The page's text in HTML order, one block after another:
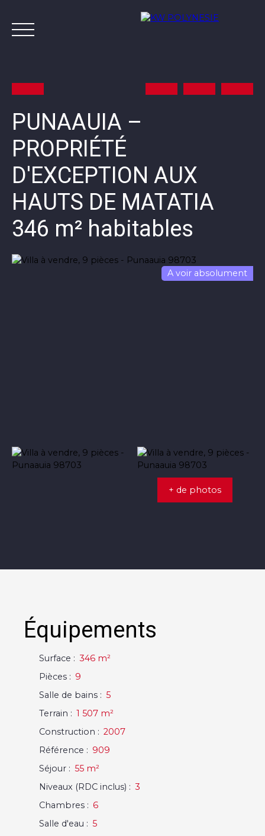
Annonces Vendre avec KW
Contact
PUNAAUIA –
PROPRIÉTÉ
D'EXCEPTION AUX
HAUTS DE MATATIA
346 m² habitables
A voir absolument
+ de photos
Équipements
Surface : 346 m²
Pièces : 9
Salle de bains : 5
Terrain : 1 507 m²
Construction : 2007
Référence : 909
Séjour : 55 m²
Niveaux (RDC inclus) : 3
Chambres : 6
Salle d'eau : 5